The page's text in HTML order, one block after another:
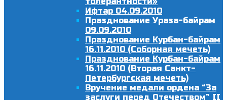
Ифтар 04.09.2010
Празднование Ураза-байрам
09.09.2010
Празднование Курбан-байрам
16.11.2010 (Соборная мечеть)
Празднование Курбан-байрам
16.11.2010 (Вторая Санкт-
Петербургская мечеть)
Вручение медали ордена “За
заслуги перед Отечеством” II